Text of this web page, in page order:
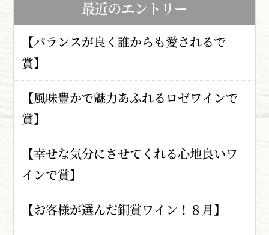
最近のエントリー
【バランスが良く誰からも愛されるで
賞】
【風味豊かで魅力あふれるロゼワインで
賞】
【幸せな気分にさせてくれる心地良いワ
インで賞】
【お客様が選んだ銅賞ワイン！８月】